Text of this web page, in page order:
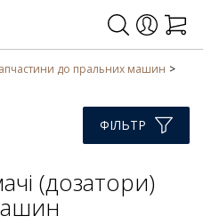
до пральних машин
ФІЛЬТР
(дозатори)